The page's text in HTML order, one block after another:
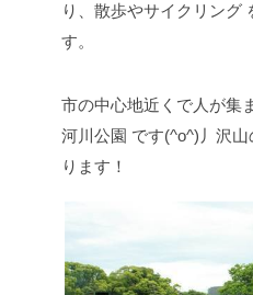
り、散歩やサイクリング
す。
市の中心地近くで人が集
河川公園 です(^o^)丿沢
ります！